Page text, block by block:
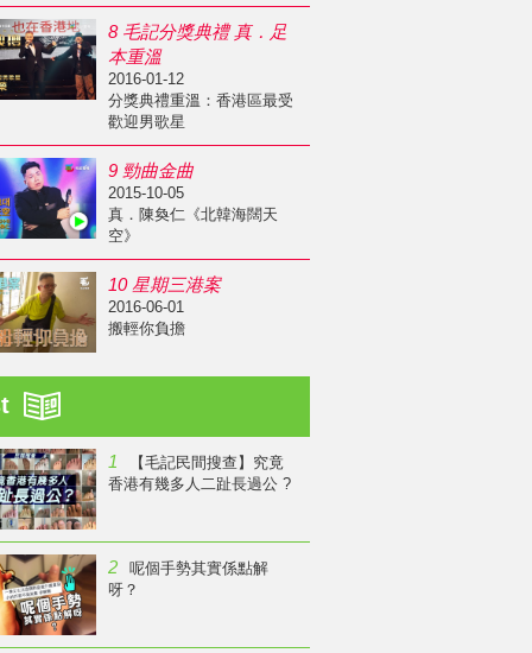
8 毛記分獎典禮 真．足
本重溫
2016-01-12
分獎典禮重溫：香港區最受
歡迎男歌星
9 勁曲金曲
2015-10-05
真．陳奐仁《北韓海闊天
空》
10 星期三港案
2016-06-01
搬輕你負擔
1
【毛記民間搜查】究竟
香港有幾多人二趾長過公 ?
2
呢個手勢其實係點解
呀？